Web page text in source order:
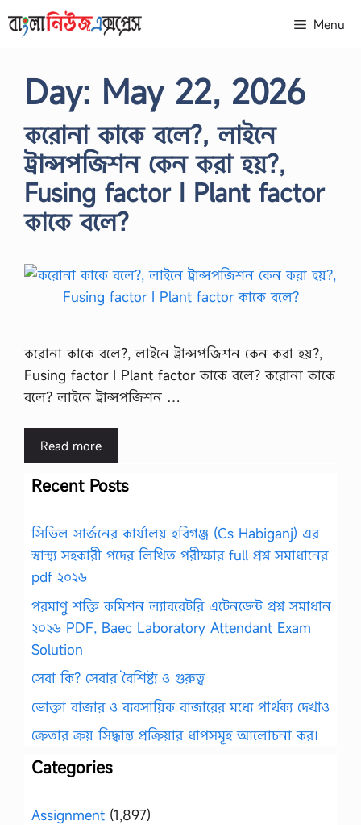
to
Menu
Day: May 22, 2026
করোনা কাকে বলে?, লাইনে
ট্রান্সপজিশন কেন করা হয়?,
Fusing factor I Plant factor
কাকে বলে?
করোনা কাকে বলে?, লাইনে ট্রান্সপজিশন কেন করা হয়?,
Fusing factor I Plant factor কাকে বলে? করোনা কাকে
বলে? লাইনে ট্রান্সপজিশন …
Read more
Recent Posts
সিভিল সার্জনের কার্যালয় হবিগঞ্জ (Cs Habiganj) এর
স্বাস্থ্য সহকারী পদের লিখিত পরীক্ষার full প্রশ্ন সমাধানের
pdf ২০২৬
পরমাণু শক্তি কমিশন ল্যাবরেটরি এটেনডেন্ট প্রশ্ন সমাধান
২০২৬ PDF, Baec Laboratory Attendant Exam
Solution
সেবা কি? সেবার বৈশিষ্ট্য ও গুরুত্ব
ভোক্তা বাজার ও ব্যবসায়িক বাজারের মধ্যে পার্থক্য দেখাও
ক্রেতার ক্রয় সিদ্ধান্ত প্রক্রিয়ার ধাপসমূহ আলোচনা কর।
Categories
Assignment (1,897)